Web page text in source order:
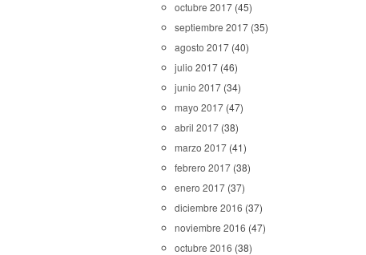
octubre 2017 (45)
septiembre 2017 (35)
agosto 2017 (40)
julio 2017 (46)
junio 2017 (34)
mayo 2017 (47)
abril 2017 (38)
marzo 2017 (41)
febrero 2017 (38)
enero 2017 (37)
diciembre 2016 (37)
noviembre 2016 (47)
octubre 2016 (38)